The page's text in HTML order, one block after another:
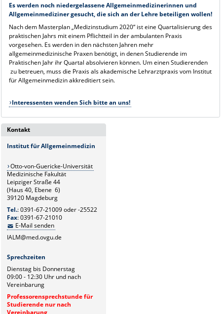
Es werden noch niedergelassene Allgemeinmedizinerinnen und
Allgemeinmediziner gesucht, die sich an der Lehre beteiligen wollen!
Nach dem Masterplan „Medizinstudium 2020“ ist eine Quartalisierung des
praktischen Jahrs mit einem Pflichtteil in der ambulanten Praxis
vorgesehen. Es werden in den nächsten Jahren mehr
allgemeinmedizinische Praxen benötigt, in denen Studierende im
Praktischen Jahr ihr Quartal absolvieren können. Um einen Studierenden
zu betreuen, muss die Praxis als akademische Lehrarztpraxis vom Institut
für Allgemeinmedizin akkreditiert sein.
Interessenten wenden Sich bitte an uns!
Kontakt
Institut für Allgemeinmedizin
Otto-von-Guericke-Universität
Medizinische Fakultät
Leipziger Straße 44
(Haus 40, Ebene 6)
39120 Magdeburg
Tel.: 0391-67-21009 oder -25522
Fax: 0391-67-21010
E-Mail senden
IALM@med.ovgu.de
Sprechzeiten
Dienstag bis Donnerstag
09:00 - 12:30 Uhr und nach
Vereinbarung
Professorensprechstunde für
Studierende nur nach